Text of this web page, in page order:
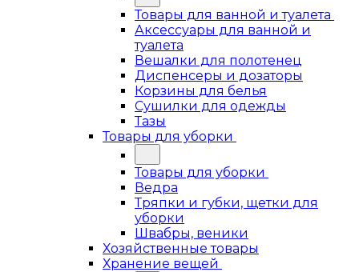
Товары для ванной и туалета
Аксессуары для ванной и
туалета
Вешалки для полотенец
Диспенсеры и дозаторы
Корзины для белья
Сушилки для одежды
Тазы
Товары для уборки
Товары для уборки
Ведра
Тряпки и губки, щетки для
уборки
Швабры, веники
Хозяйственные товары
Хранение вещей